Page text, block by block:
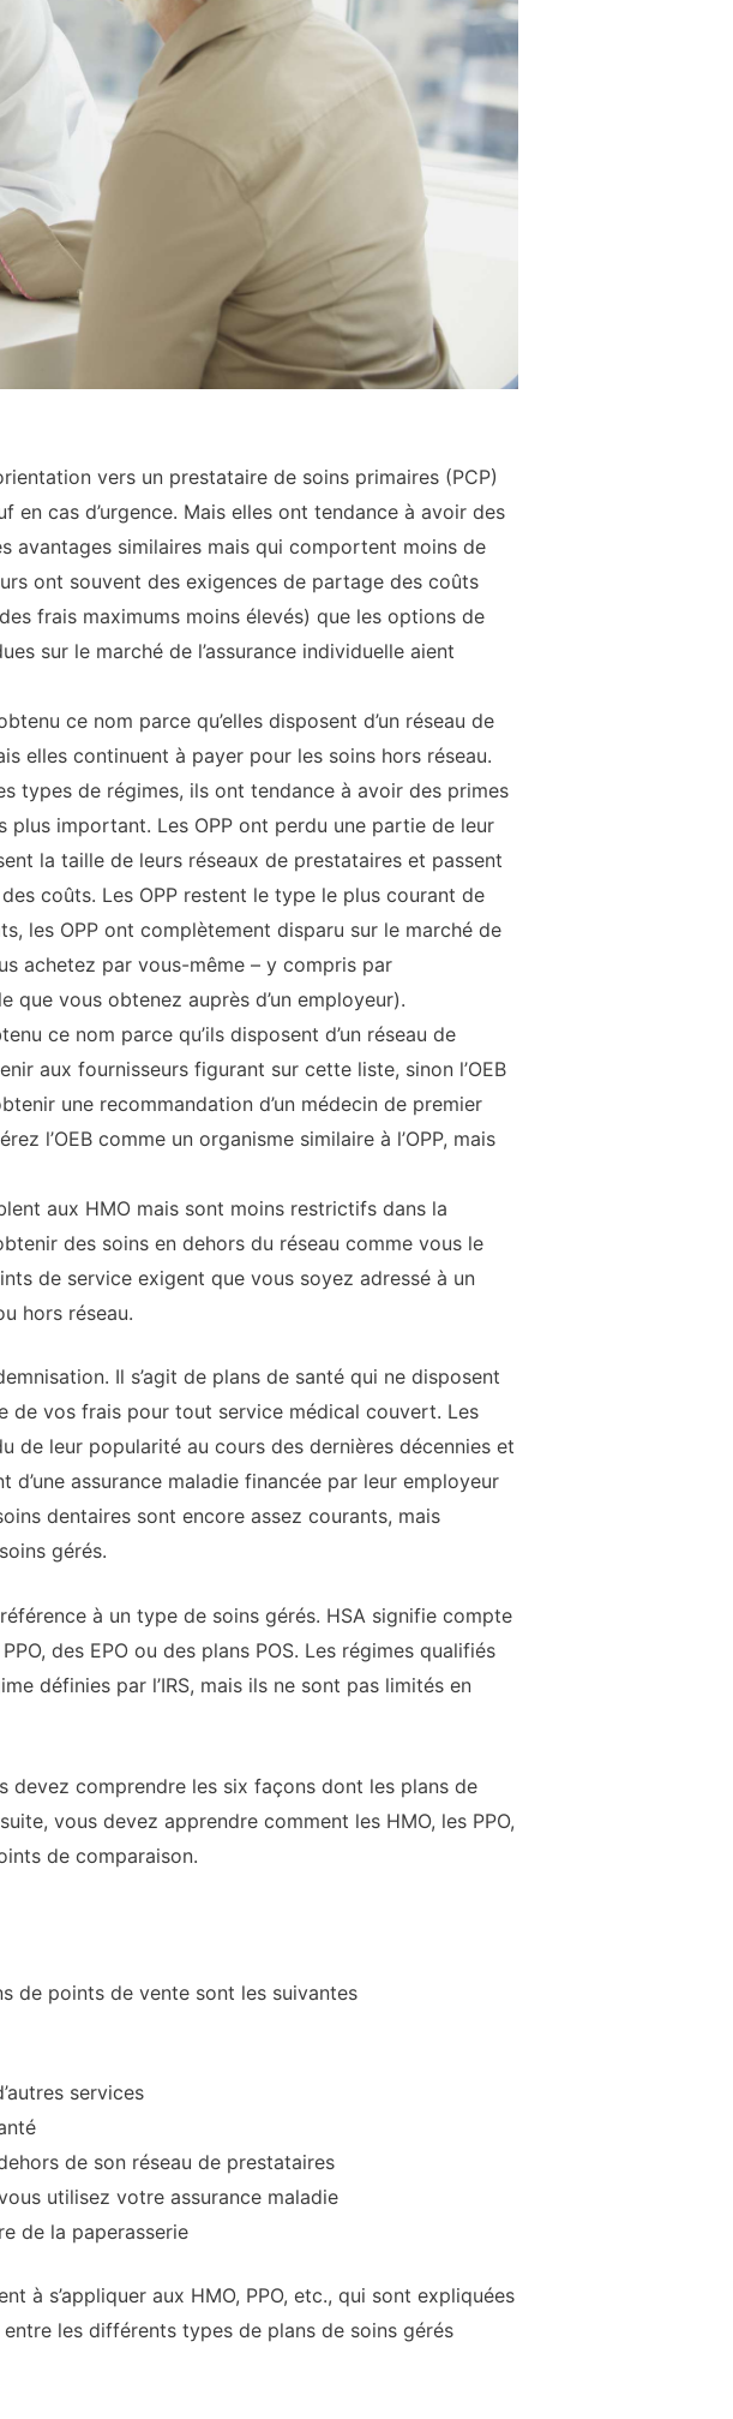
vers un prestataire de soins primaires (PCP)
cas d’urgence. Mais elles ont tendance à avoir des
avantages similaires mais qui comportent moins de
ont souvent des exigences de partage des coûts
frais maximums moins élevés) que les options de
sur le marché de l’assurance individuelle aient
ce nom parce qu’elles disposent d’un réseau de
elles continuent à payer pour les soins hors réseau.
types de régimes, ils ont tendance à avoir des primes
important. Les OPP ont perdu une partie de leur
la taille de leurs réseaux de prestataires et passent
coûts. Les OPP restent le type le plus courant de
les OPP ont complètement disparu sur le marché de
achetez par vous-même – y compris par
vous obtenez auprès d’un employeur).
ce nom parce qu’ils disposent d’un réseau de
aux fournisseurs figurant sur cette liste, sinon l’OEB
une recommandation d’un médecin de premier
l’OEB comme un organisme similaire à l’OPP, mais
aux HMO mais sont moins restrictifs dans la
des soins en dehors du réseau comme vous le
de service exigent que vous soyez adressé à un
hors réseau.
Il s’agit de plans de santé qui ne disposent
de vos frais pour tout service médical couvert. Les
de leur popularité au cours des dernières décennies et
assurance maladie financée par leur employeur
dentaires sont encore assez courants, mais
gérés.
à un type de soins gérés. HSA signifie compte
des EPO ou des plans POS. Les régimes qualifiés
définies par l’IRS, mais ils ne sont pas limités en
comprendre les six façons dont les plans de
vous devez apprendre comment les HMO, les PPO,
de comparaison.
de points de vente sont les suivantes
services
de son réseau de prestataires
utilisez votre assurance maladie
de la paperasserie
à s’appliquer aux HMO, PPO, etc., qui sont expliquées
les différents types de plans de soins gérés